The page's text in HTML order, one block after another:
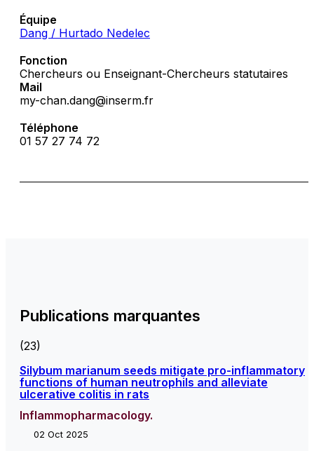
Équipe
Dang / Hurtado Nedelec
Fonction
Chercheurs ou Enseignant-Chercheurs statutaires
Mail
my-chan.dang@inserm.fr
Téléphone
01 57 27 74 72
Publications marquantes
(23)
Silybum marianum seeds mitigate pro-inflammatory
functions of human neutrophils and alleviate
ulcerative colitis in rats
Inflammopharmacology.
02 Oct 2025